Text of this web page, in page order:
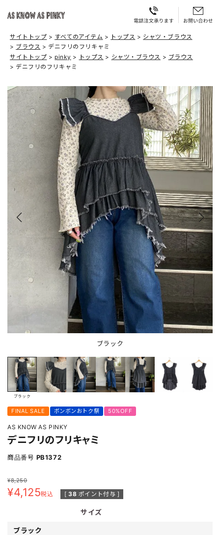
サイトトップ すべてのアイテム トップス
シャツ・ブラウス
ブラウス
デニフリのフリキャミ
サイトトップ
pinky トップス シャツ・ブラウス
ブラウス
デニフリのフリキャミ
ブラック
ブラック
FINAL SALE ボンボンおトク祭 50%OFF
AS KNOW AS PINKY
デニフリのフリキャミ
商品番号 PB1372
¥8,250
¥4,125税込 [ 38 ポイント付与 ]
サイズ
ブラック